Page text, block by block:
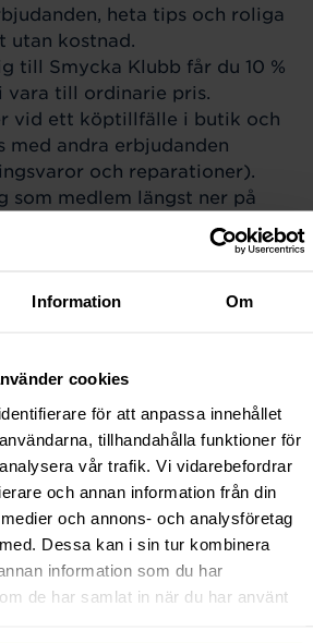
Information Om
cookies
för att anpassa innehållet
tillhandahålla funktioner för
vår trafik. Vi vidarebefordrar
och annan information från din
och annons- och analysföretag
Dessa kan i sin tur kombinera
information som du har
de har samlat in när du har använt
heta tips och roliga
utan kostnad.
till Smycka Klubb får du 10 %
vara till ordinarie pris.
vid ett köptillfälle i butik och
med andra erbjudanden
och reparationer).
som medlem längst ner på
eller i valfri butik.
med rabattkupong till dig
för dig som älskar
som vi hanterar
integritetspolicy.